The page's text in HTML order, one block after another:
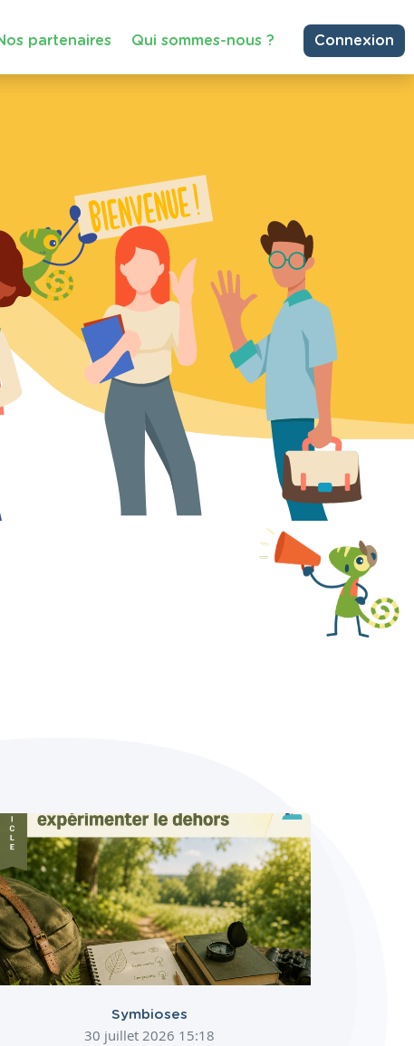
partenaires Qui sommes-nous ? Connexion
Symbioses
30 juillet 2026 15:18